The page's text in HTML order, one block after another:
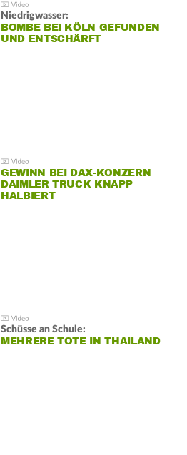
Niedrigwasser:
BOMBE BEI KÖLN GEFUNDEN
UND ENTSCHÄRFT
GEWINN BEI DAX-KONZERN
DAIMLER TRUCK KNAPP
HALBIERT
Schüsse an Schule:
MEHRERE TOTE IN THAILAND